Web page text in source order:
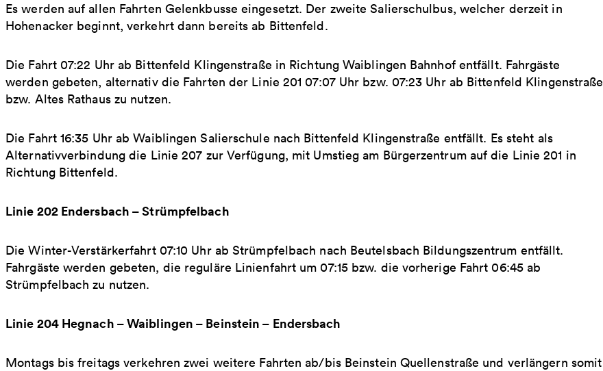
Es werden auf allen Fahrten Gelenkbusse eingesetzt. Der zweite Salierschulbus, welcher derzeit in
Hohenacker beginnt, verkehrt dann bereits ab Bittenfeld.
Die Fahrt 07:22 Uhr ab Bittenfeld Klingenstraße in Richtung Waiblingen Bahnhof entfällt. Fahrgäste
werden gebeten, alternativ die Fahrten der Linie 201 07:07 Uhr bzw. 07:23 Uhr ab Bittenfeld Klingenstraße
bzw. Altes Rathaus zu nutzen.
Die Fahrt 16:35 Uhr ab Waiblingen Salierschule nach Bittenfeld Klingenstraße entfällt. Es steht als
Alternativverbindung die Linie 207 zur Verfügung, mit Umstieg am Bürgerzentrum auf die Linie 201 in
Richtung Bittenfeld.
Linie 202 Endersbach – Strümpfelbach
Die Winter-Verstärkerfahrt 07:10 Uhr ab Strümpfelbach nach Beutelsbach Bildungszentrum entfällt.
Fahrgäste werden gebeten, die reguläre Linienfahrt um 07:15 bzw. die vorherige Fahrt 06:45 ab
Strümpfelbach zu nutzen.
Linie 204 Hegnach – Waiblingen – Beinstein – Endersbach
Montags bis freitags verkehren zwei weitere Fahrten ab/bis Beinstein Quellenstraße und verlängern somit